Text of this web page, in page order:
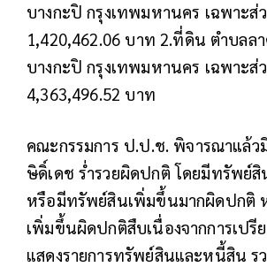
บางกะปิ กรุงเทพมหานคร เฉพาะส่
1,420,462.06 บาท 2.ที่ดิน ตำบลล
บางกะปิ กรุงเทพมหานคร เฉพาะส่
4,363,496.52 บาท
คณะกรรมการ ป.ป.ช. พิจารณาแล้ว
ษิดิ์เดช ร่ำรวยผิดปกติ โดยมีทรัพย์
หรือมีทรัพย์สินเพิ่มขึ้นมากผิดปกติ
เพิ่มขึ้นผิดปกติสืบเนื่องจากการเป
แสดงรายการทรัพย์สินและหนี้สิน ร